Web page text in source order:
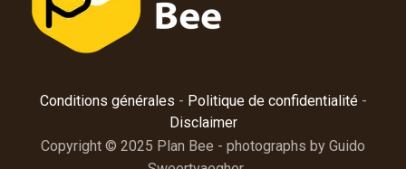
Conditions générales - Politique de confidentialité-
Disclaimer
Copyright © 2025 Plan Bee - photographs by Guido